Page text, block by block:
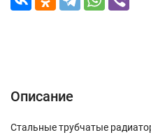
Описание
Стальные трубчатые